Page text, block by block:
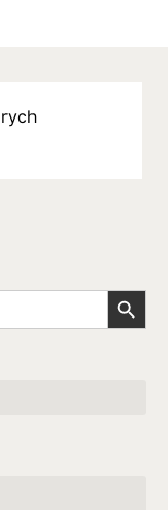
Search Button